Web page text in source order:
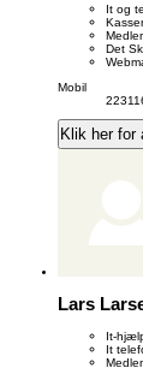
It og
Det
Mobil
Klik her for
Lars
It-
It